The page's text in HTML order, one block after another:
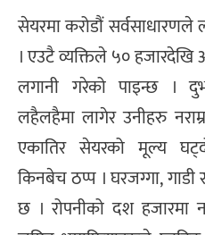
सेयरमा करोडौं
। एउटै व्यक्तिले ५० हजारदेखि
लगानी गरेको पाइन्छ ।
लहैलहैमा लागेर उनीहरु
एकातिर सेयरको मूल्य
किनबेच ठप्प । घरजग्गा, गाडी
छ । रोपनीको दश हजारमा